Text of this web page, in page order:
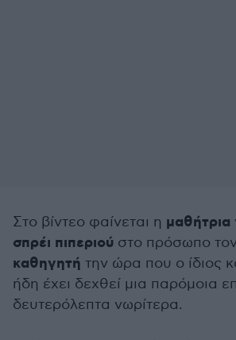
Στο βίντεο φαίνεται η μαθήτρια
σπρέι πιπεριού στο πρόσωπο
καθηγητή την ώρα που ο ίδιος
ήδη έχει δεχθεί μια παρόμοια
δευτερόλεπτα νωρίτερα.